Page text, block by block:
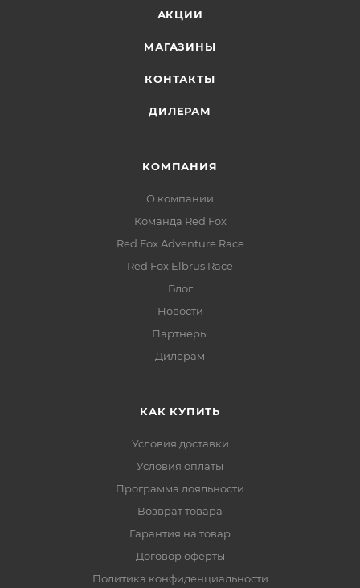
АКЦИИ
МАГАЗИНЫ
КОНТАКТЫ
ДИЛЕРАМ
КОМПАНИЯ
О компании
Команда Red Fox
Red Fox Adventure Race
Red Fox Elbrus Race
Блог
Новости
Партнеры
Дилерам
КАК КУПИТЬ
Условия доставки
Условия оплаты
Программа лояльности
Возврат товара
Гарантия на товар
Договор оферты
Политика конфиденциальности